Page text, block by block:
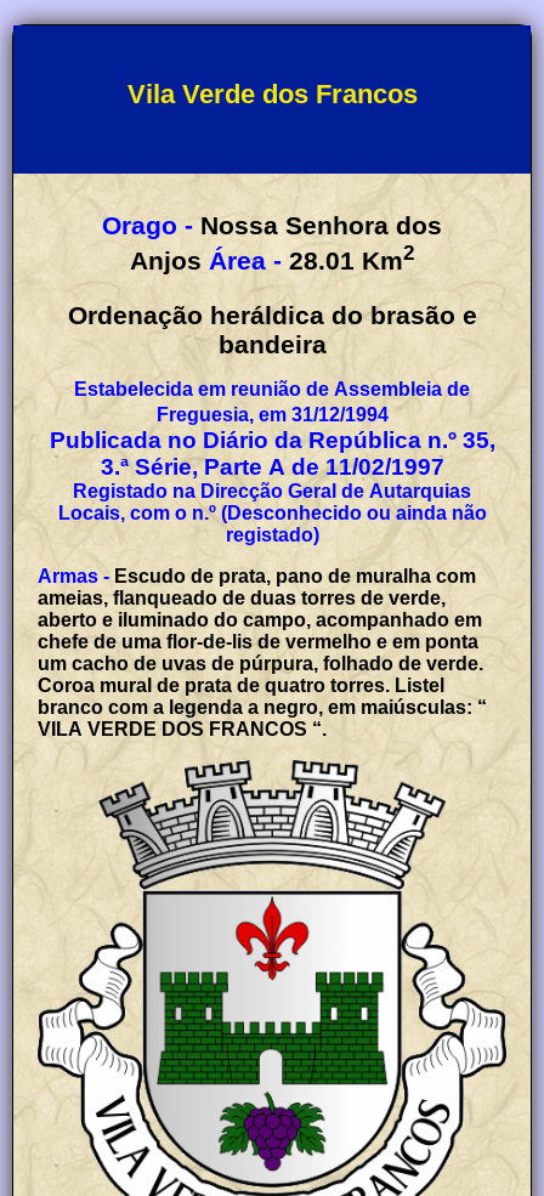
Vila Verde dos Francos
Orago - Nossa Senhora dos
Anjos Área - 28.01 Km2
Ordenação heráldica do brasão e
bandeira
Estabelecida em reunião de Assembleia de
Freguesia, em 31/12/1994
Publicada no Diário da República n.º 35,
3.ª Série, Parte A de 11/02/1997
Registado na Direcção Geral de Autarquias
Locais, com o n.º (Desconhecido ou ainda não
registado)
Armas - Escudo de prata, pano de muralha com
ameias, flanqueado de duas torres de verde,
aberto e iluminado do campo, acompanhado em
chefe de uma flor-de-lis de vermelho e em ponta
um cacho de uvas de púrpura, folhado de verde.
Coroa mural de prata de quatro torres. Listel
branco com a legenda a negro, em maiúsculas: “
VILA VERDE DOS FRANCOS “.